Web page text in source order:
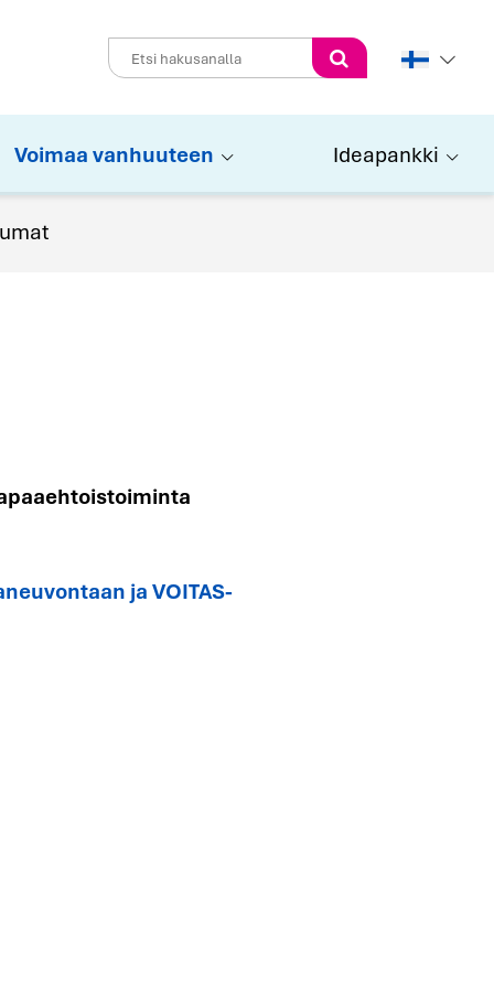
Perform
search
Voimaa vanhuuteen Ideapankki
ja VOITAS-